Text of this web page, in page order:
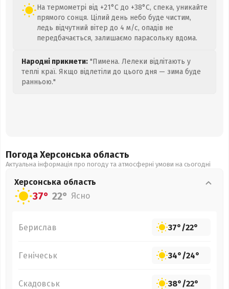
На термометрі від +21°C до +38°C, спека, уникайте
прямого сонця. Цілий день небо буде чистим,
ледь відчутний вітер до 4 м/с, опадів не
передбачається, залишаємо парасольку вдома.
Народні прикмети: "Пимена. Лелеки відлітають у
теплі краї. Якщо відлетіли до цього дня — зима буде
ранньою."
Погода Херсонська область
Актуальна інформація про погоду та атмосферні умови на сьогодні
Херсонська область
37° 22° Ясно
Берислав 37°/22°
Генічеськ 34°/24°
Скадовськ 38°/22°